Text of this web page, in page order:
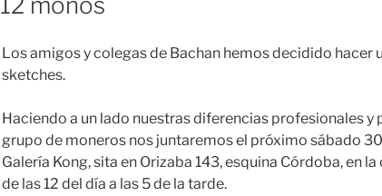
Los amigos y colegas de Bachan hemos decidido hacer
sketches.
Haciendo a un lado nuestras diferencias profesionales y
grupo de moneros nos juntaremos el próximo sábado
Galería Kong, sita en Orizaba 143, esquina Córdoba, en
de las 12 del día a las 5 de la tarde.